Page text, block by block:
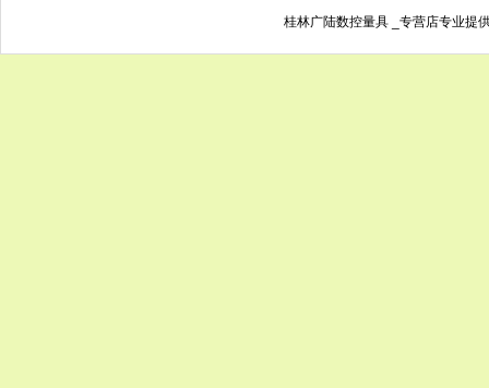
桂林广陆数控量具 _专营店专业提